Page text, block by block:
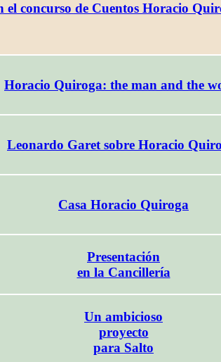
el concurso de Cuentos Horacio
Horacio Quiroga: the man and the
Leonardo Garet sobre Horacio
Casa Horacio Quiroga
Presentación
en la Cancillería
Un ambicioso
proyecto
para Salto